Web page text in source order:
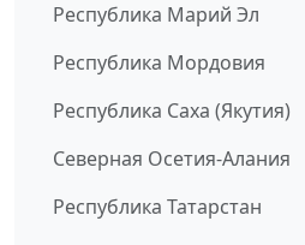
Республика Марий Эл
Республика Мордовия
Республика Саха (Якутия)
Северная Осетия-Алания
Республика Татарстан